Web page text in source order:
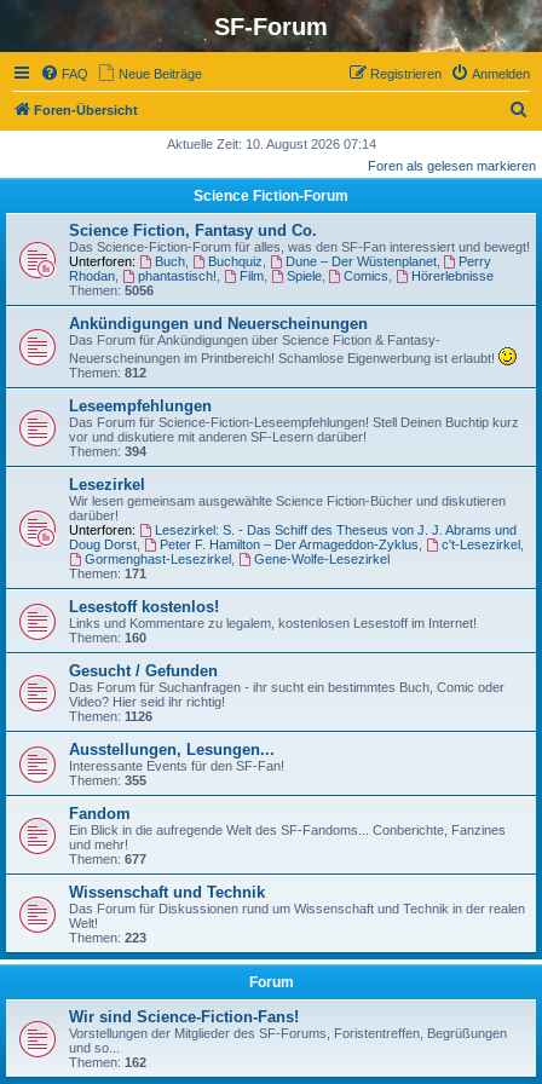
SF-Forum
FAQ Neue Beiträge Anmelden
Registrieren
Foren-Übersicht
c
Aktuelle Zeit: 10. August 2026 07:14
Foren als gelesen markieren
Science Fiction-Forum
Science Fiction, Fantasy und Co.
Das Science-Fiction-Forum für alles, was den SF-Fan interessiert und bewegt!
Unterforen:
Buch, Buchquiz Dune – Der Wüstenplanet,
Perry
Rhodan
phantastisch! Film, Spiele, Comics
Hörerlebnisse
Themen: 5056
Ankündigungen und Neuerscheinungen
Das Forum für Ankündigungen über Science Fiction & Fantasy-
Neuerscheinungen im Printbereich! Schamlose Eigenwerbung ist erlaubt!
Themen: 812
Leseempfehlungen
Das Forum für Science-Fiction-Leseempfehlungen! Stell Deinen Buchtip kurz
vor und diskutiere mit anderen SF-Lesern darüber!
Themen: 394
Lesezirkel
Wir lesen gemeinsam ausgewählte Science Fiction-Bücher und diskutieren
darüber!
Unterforen:
Lesezirkel: S. - Das Schiff des Theseus von J. J. Abrams und
Doug Dorst
Peter F. Hamilton – Der Armageddon-Zyklus c't-Lesezirkel,
Gormenghast-Lesezirkel,
Gene-Wolfe-Lesezirkel
Themen: 171
Lesestoff kostenlos!
Links und Kommentare zu legalem, kostenlosen Lesestoff im Internet!
Themen: 160
Gesucht / Gefunden
Das Forum für Suchanfragen - ihr sucht ein bestimmtes Buch, Comic oder
Video? Hier seid ihr richtig!
Themen: 1126
Ausstellungen, Lesungen...
Interessante Events für den SF-Fan!
Themen: 355
Fandom
Ein Blick in die aufregende Welt des SF-Fandoms... Conberichte, Fanzines
und mehr!
Themen: 677
Wissenschaft und Technik
Das Forum für Diskussionen rund um Wissenschaft und Technik in der realen
Welt!
Themen: 223
Forum
Wir sind Science-Fiction-Fans!
Vorstellungen der Mitglieder des SF-Forums, Foristentreffen, Begrüßungen
und so...
Themen: 162